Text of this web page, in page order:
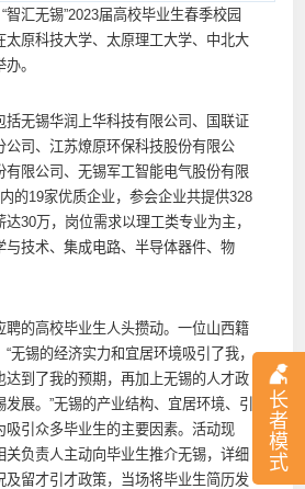
长
者
模
式
汇无锡”2023届高校毕业生春季校园
太原科技大学、太原理工大学、中北大
。
无锡华润上华科技有限公司、国联证
公司、江苏燎原环保科技股份有限公
有限公司、无锡军工智能电气股份有限
的19家优质企业，参会企业共提供328
30万，岗位需求以理工类专业为主，
与技术、集成电路、半导体器件、物
的高校毕业生人头攒动。一位山西籍
“无锡的经济实力和宜居环境吸引了我，
达到了我的预期，再加上无锡的人才政
展。”无锡的产业结构、宜居环境、引
吸引众多毕业生的主要因素。活动现
关负责人主动向毕业生推介无锡，详细
及留才引才政策，当场将毕业生简历发